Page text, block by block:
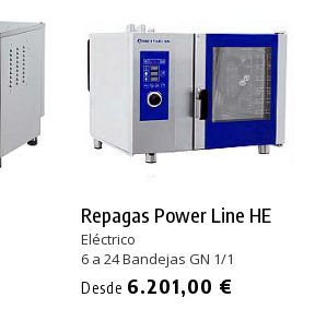
Repagas Power Line HE
Eléctrico
6 a 24 Bandejas GN 1/1
Desde 6.201,00 €